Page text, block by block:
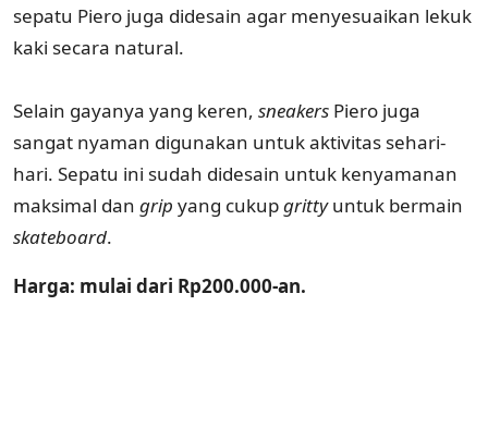
sepatu Piero juga didesain agar menyesuaikan lekuk
kaki secara natural.
Selain gayanya yang keren, sneakers Piero juga
sangat nyaman digunakan untuk aktivitas sehari-
hari. Sepatu ini sudah didesain untuk kenyamanan
maksimal dan grip yang cukupgrittyuntuk bermain
skateboard.
Harga: mulai dari Rp200.000-an.